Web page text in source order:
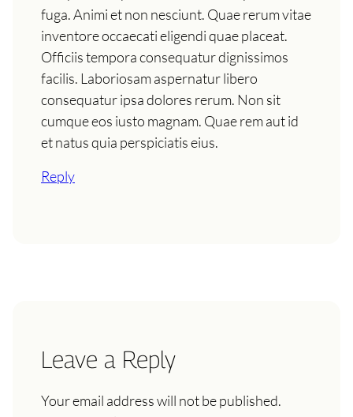
fuga. Animi et non nesciunt. Quae rerum vitae
inventore occaecati eligendi quae placeat.
Officiis tempora consequatur dignissimos
facilis. Laboriosam aspernatur libero
consequatur ipsa dolores rerum. Non sit
cumque eos iusto magnam. Quae rem aut id
et natus quia perspiciatis eius.
Reply
Leave a Reply
Your email address will not be published.